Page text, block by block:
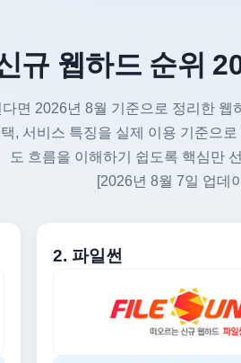
규 웹하드 순위
면 2026년 8월 기준으로 정리한
, 서비스 특징을 실제 이용 기준으
도 흐름을 이해하기 쉽도록 핵심만
[2026년 8월 7일 업데
2. 파일썬